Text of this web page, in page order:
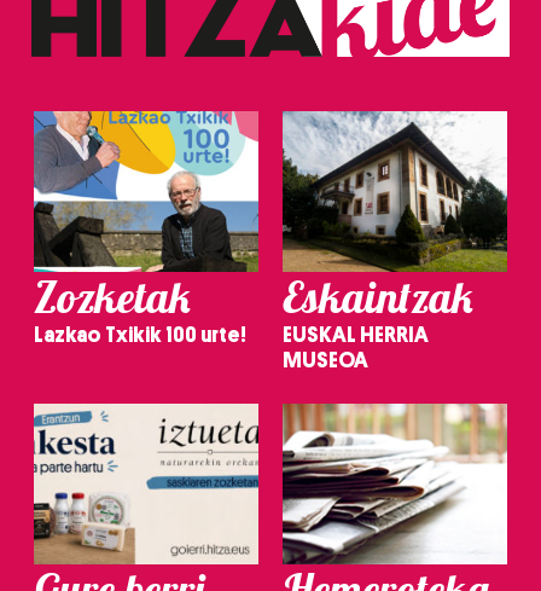
Zozketak
Lazkao Txikik 100 urte!
Eskaintzak
EUSKAL HERRIA
MUSEOA